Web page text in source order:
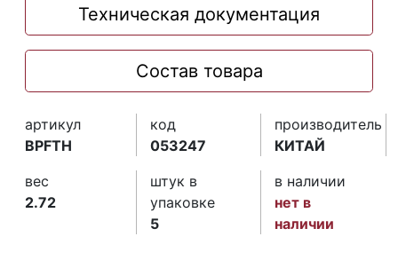
Техническая документация
Состав товара
артикул
BPFTH
код
053247
производитель
КИТАЙ
вес
2.72
штук в
упаковке
5
в наличии
нет в
наличии